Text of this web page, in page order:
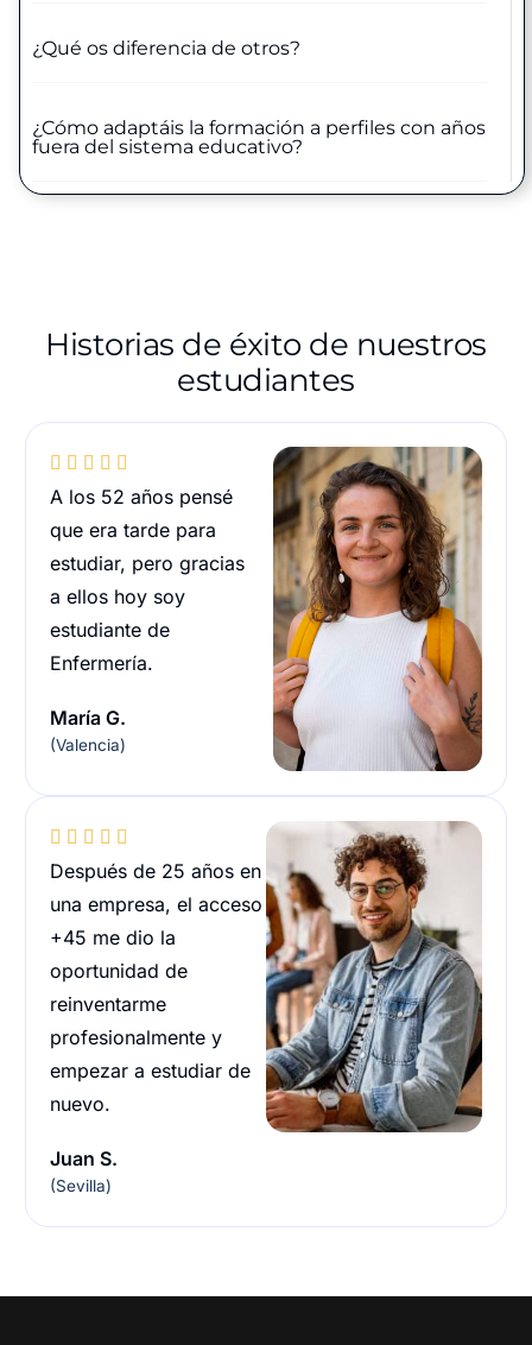
¿Qué os diferencia de otros?
¿Cómo adaptáis la formación a perfiles con años
fuera del sistema educativo?
Historias de éxito de nuestros
estudiantes
    
A los 52 años pensé
que era tarde para
estudiar, pero gracias
a ellos hoy soy
estudiante de
Enfermería.
María G.
(Valencia)
    
Después de 25 años en
una empresa, el acceso
+45 me dio la
oportunidad de
reinventarme
profesionalmente y
empezar a estudiar de
nuevo.
Juan S.
(Sevilla)